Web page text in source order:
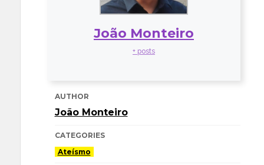
João Monteiro
+ posts
AUTHOR
João Monteiro
CATEGORIES
Ateísmo